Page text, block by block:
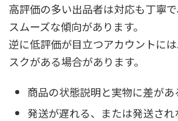
高評価の多い出品者は対応も丁寧
スムーズな傾向があります。
逆に低評価が目立つアカウントに
スクがある場合があります。
商品の状態説明と実物に差があ
発送が遅れる、または発送され